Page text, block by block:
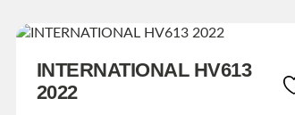
INTERNATIONAL HV613
2022